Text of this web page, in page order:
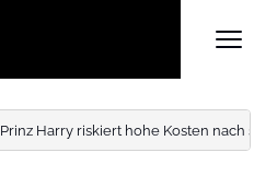
Prinz Harry riskiert hohe Kosten nach